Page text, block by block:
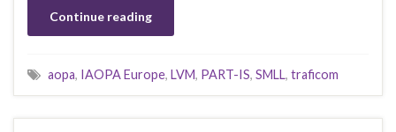
Continue reading
aopa, IAOPA Europe, LVM, PART-IS, SMLL, traficom